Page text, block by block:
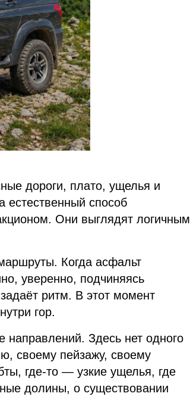
дороги, плато, ущелья и
способ
Они выглядят логичным
Когда асфальт
уверенно, подчиняясь
ритм. В этот момент
гор.
направлений. Здесь нет одного
своему пейзажу, своему
где-то — узкие ущелья, где
долины, о существовании